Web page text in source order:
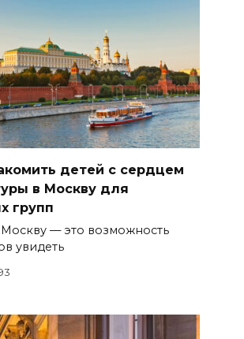
детей с сердцем
в Москву для
групп
— это возможность
увидеть